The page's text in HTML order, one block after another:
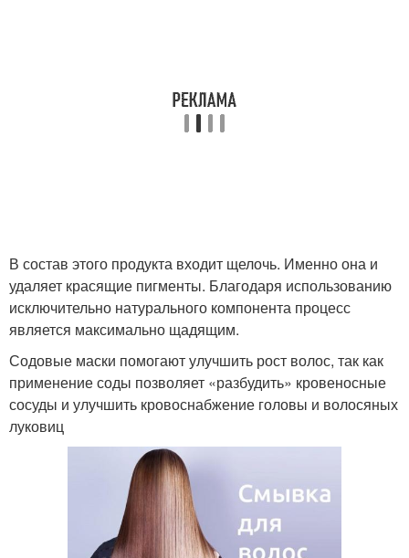
В состав этого продукта входит щелочь. Именно она и
удаляет красящие пигменты. Благодаря использованию
исключительно натурального компонента процесс
является максимально щадящим.
Содовые маски помогают улучшить рост волос, так как
применение соды позволяет «разбудить» кровеносные
сосуды и улучшить кровоснабжение головы и волосяных
луковиц